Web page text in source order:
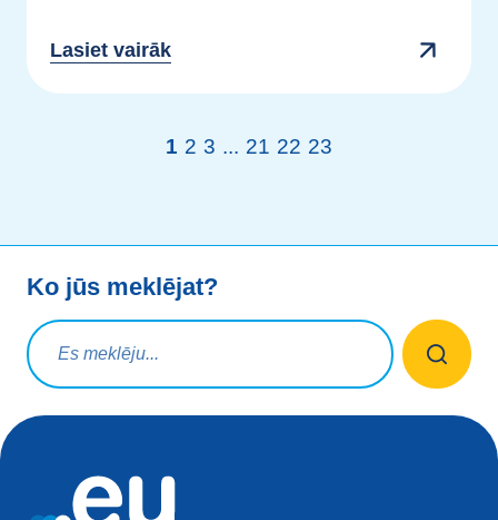
Lasiet vairāk
1 2 3 ... 21 22 23
Ko jūs meklējat?
Meklēšanas vaicājums